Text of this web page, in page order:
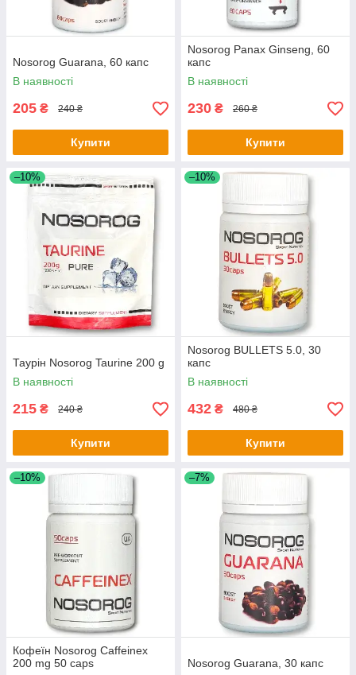
Nosorog Guarana, 60 капс
В наявності
205 ₴ 240 ₴
Купити
Nosorog Panax Ginseng, 60
капс
В наявності
230 ₴ 260 ₴
Купити
–10%
Таурін Nosorog Taurine 200 g
В наявності
215 ₴ 240 ₴
Купити
–10%
Nosorog BULLETS 5.0, 30
капс
В наявності
432 ₴ 480 ₴
Купити
–10%
Кофеїн Nosorog Caffeinex
200 mg 50 caps
–7%
Nosorog Guarana, 30 капс